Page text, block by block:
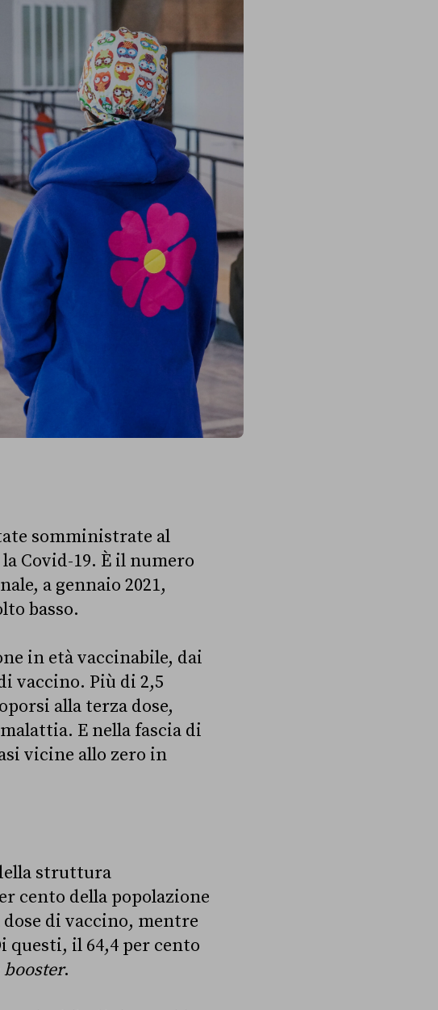
somministrate al
Covid-19. È il numero
a gennaio 2021,
basso.
in età vaccinabile, dai
vaccino. Più di 2,5
alla terza dose,
E nella fascia di
vicine allo zero in
struttura
cento della popolazione
dose di vaccino, mentre
questi, il 64,4 per cento
booster.